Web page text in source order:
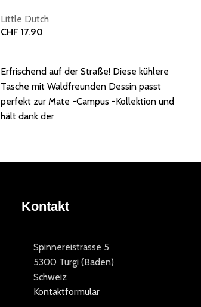
Little Dutch
CHF 17.90
Erfrischend auf der Straße! Diese kühlere
Tasche mit Waldfreunden Dessin passt
perfekt zur Mate -Campus -Kollektion und
hält dank der
Kontakt
Spinnereistrasse 5
5300 Turgi (Baden)
Schweiz
Kontaktformular